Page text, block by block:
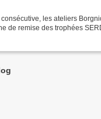
les ateliers
de remise des trophées